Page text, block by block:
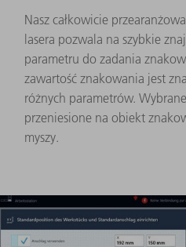
Nasz całkowicie
lasera pozwala na szybkie
parametru do zadania
zawartość znakowania jest
różnych parametrów.
przeniesione na obiekt
myszy.